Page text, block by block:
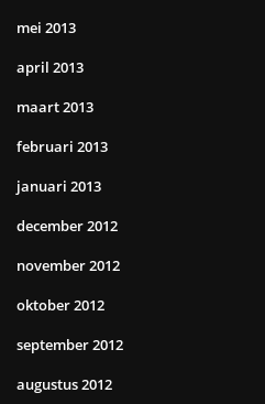
mei 2013
april 2013
maart 2013
februari 2013
januari 2013
december 2012
november 2012
oktober 2012
september 2012
augustus 2012